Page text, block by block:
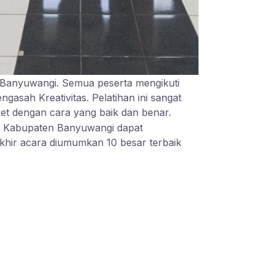
Semua peserta mengikuti
Kreativitas. Pelatihan ini sangat
dengan cara yang baik dan benar.
Banyuwangi dapat
acara diumumkan 10 besar terbaik